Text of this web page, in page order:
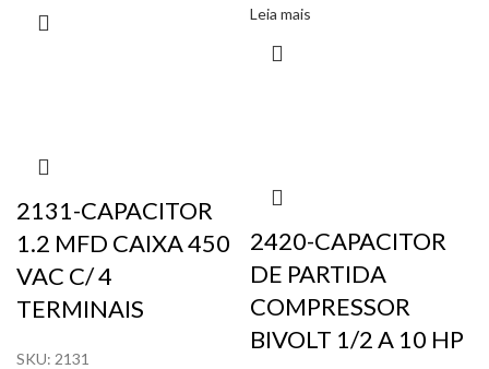
Leia mais
2131-CAPACITOR
1.2 MFD CAIXA 450
VAC C/ 4
TERMINAIS
SKU: 2131
2420-CAPACITOR
DE PARTIDA
COMPRESSOR
BIVOLT 1/2 A 10 HP